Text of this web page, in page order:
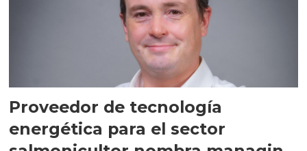
Proveedor de tecnología
energética para el sector